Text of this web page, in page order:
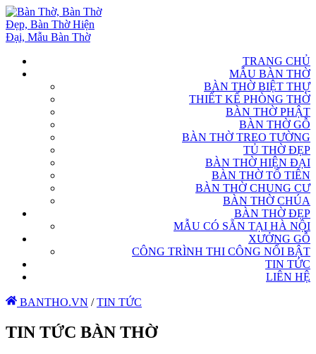
TRANG CHỦ
MẪU BÀN THỜ
BÀN THỜ BIỆT THỰ
THIẾT KẾ PHÒNG THỜ
BÀN THỜ PHẬT
BÀN THỜ GỖ
BÀN THỜ TREO TƯỜNG
TỦ THỜ ĐẸP
BÀN THỜ HIỆN ĐẠI
BÀN THỜ TỔ TIÊN
BÀN THỜ CHUNG CƯ
BÀN THỜ CHÚA
BÀN THỜ ĐẸP
MẪU CÓ SẴN TẠI HÀ NỘI
XƯỞNG GỖ
CÔNG TRÌNH THI CÔNG NỔI BẬT
TIN TỨC
LIÊN HỆ
BANTHO.VN / TIN TỨC
TIN TỨC BÀN THỜ